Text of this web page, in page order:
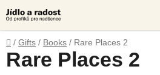
to
content
Home
/ Gifts / Books / Rare Places 2
Rare Places 2